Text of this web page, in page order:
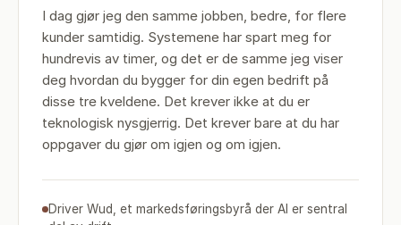
I dag gjør jeg den samme jobben, bedre, for flere
kunder samtidig. Systemene har spart meg for
hundrevis av timer, og det er de samme jeg viser
deg hvordan du bygger for din egen bedrift på
disse tre kveldene. Det krever ikke at du er
teknologisk nysgjerrig. Det krever bare at du har
oppgaver du gjør om igjen og om igjen.
Driver Wud, et markedsføringsbyrå der AI er sentral